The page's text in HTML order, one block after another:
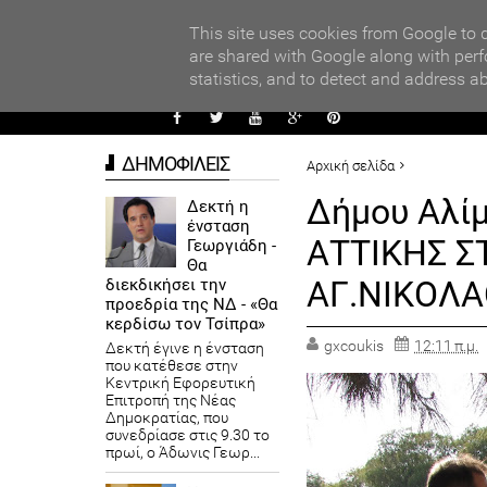
Αρχική σελίδα
ΔΗΜΟΙ
Δήμου Αλίμου -
Δήμου
ΑΤΤΙΚΗΣ
gxcoukis 12:11 π.μ.
ΔΗΜΟΦΙΛΕΙΣ
Δεκτή η
ένσταση
Γεωργιάδη -
Θα
διεκδικήσει την
προεδρία της ΝΔ - «Θα
κερδίσω τον Τσίπρα»
Δεκτή έγινε η ένσταση
που κατέθεσε στην
Κεντρική Εφορευτική
Επιτροπή της Νέας
Δημοκρατίας, που
συνεδρίασε στις 9.30 το
πρωί, ο Άδωνις Γεωρ...
This site uses cookies from Google to
are shared with Google along with
statistics, and to detect and address